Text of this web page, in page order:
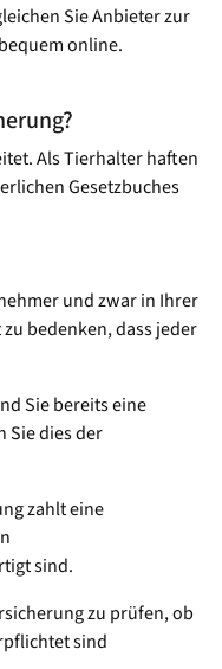
Sie Anbieter zur
online.
Als Tierhalter haften
Gesetzbuches
und zwar in Ihrer
bedenken, dass jeder
Sie bereits eine
Sie dies der
zahlt eine
sind.
zu prüfen, ob
sind